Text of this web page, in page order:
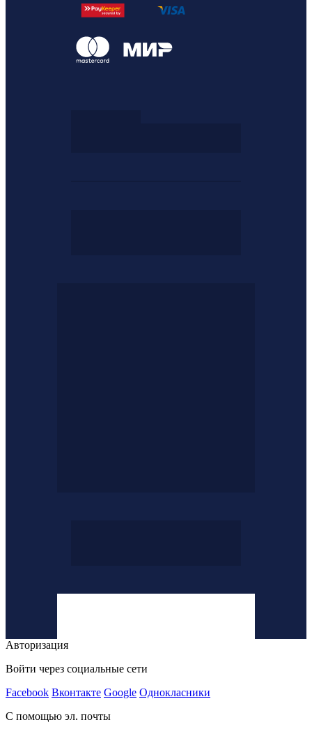
Авторизация
Войти через социальные сети
Facebook Вконтакте Google Однокласники
С помощью эл. почты